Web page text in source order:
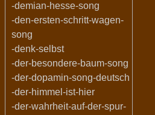
-demian-hesse-song
-den-ersten-schritt-wagen-
song
-denk-selbst
-der-besondere-baum-song
-der-dopamin-song-deutsch
-der-himmel-ist-hier
-der-wahrheit-auf-der-spur-